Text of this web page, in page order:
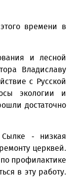
времени в
и лесной
Владиславу
с Русской
экологии и
достаточно
- низкая
церквей.
профилактике
в эту работу.